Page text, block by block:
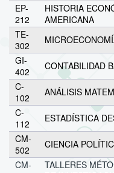
EP-
212
HISTORIA
AMERICANA
TE-
302
GI-
402
CONTABILIDAD
C-
102
ANÁLISIS
C-
112
ESTADÍSTICA
CM-
502
CIENCIA
CM-
TALLERES